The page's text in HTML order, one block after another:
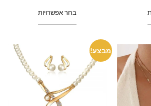
בחר אפשרויות
מבצע!